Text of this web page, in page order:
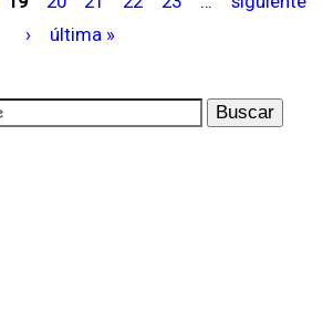
›
última »